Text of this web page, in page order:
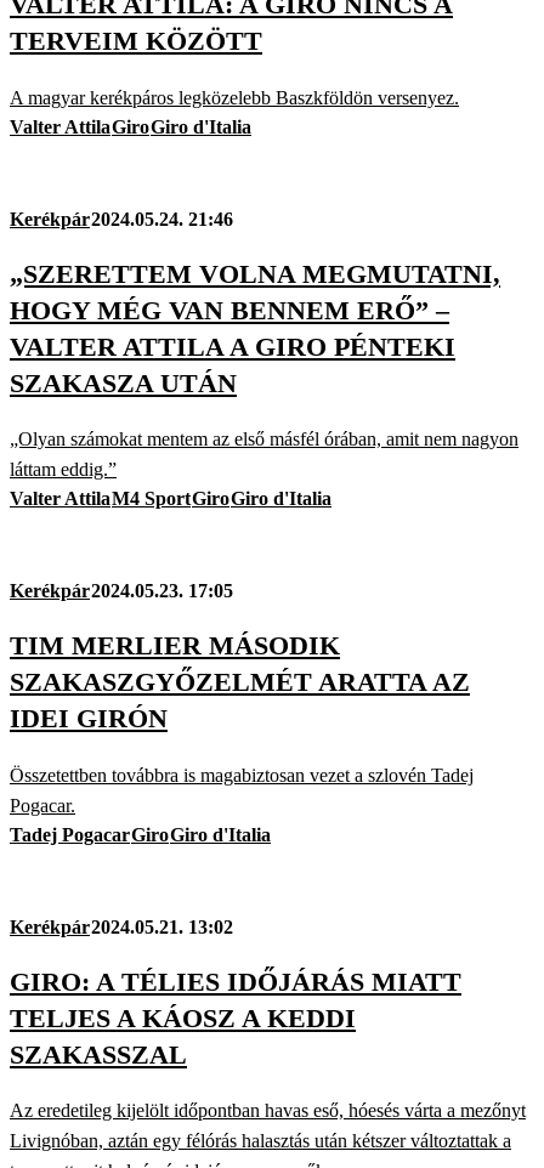
TERVEIM KÖZÖTT
A magyar kerékpáros legközelebb Baszkföldön versenyez.
Valter AttilaGiroGiro d'Italia
Kerékpár2024.05.24. 21:46
„SZERETTEM VOLNA MEGMUTATNI,
HOGY MÉG VAN BENNEM ERŐ” –
VALTER ATTILA A GIRO PÉNTEKI
SZAKASZA UTÁN
„Olyan számokat mentem az első másfél órában, amit nem nagyon
láttam eddig.”
Valter AttilaM4 SportGiroGiro d'Italia
Kerékpár2024.05.23. 17:05
TIM MERLIER MÁSODIK
SZAKASZGYŐZELMÉT ARATTA AZ
IDEI GIRÓN
Összetettben továbbra is magabiztosan vezet a szlovén Tadej
Pogacar.
Tadej PogacarGiroGiro d'Italia
Kerékpár2024.05.21. 13:02
GIRO: A TÉLIES IDŐJÁRÁS MIATT
TELJES A KÁOSZ A KEDDI
SZAKASSZAL
Az eredetileg kijelölt időpontban havas eső, hóesés várta a mezőnyt
Livignóban, aztán egy félórás halasztás után kétszer változtattak a